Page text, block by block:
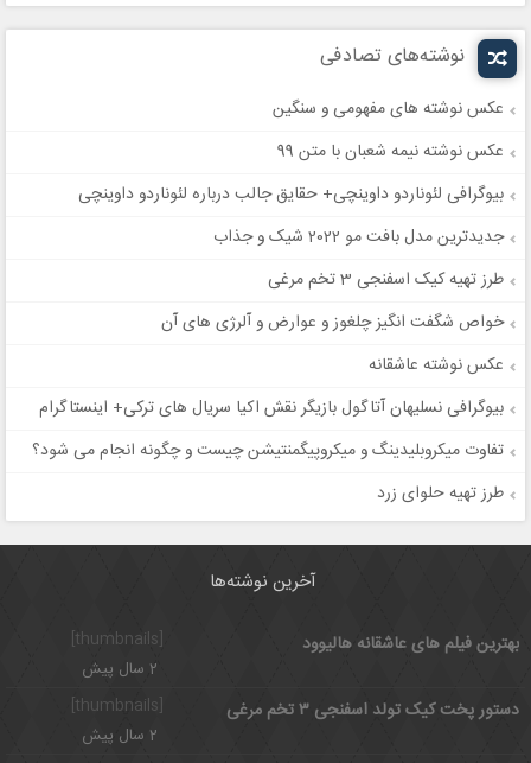
نوشته‌های تصادفی
عکس نوشته های مفهومی و سنگین
عکس نوشته نیمه شعبان با متن 99
بیوگرافی لئوناردو داوینچی+ حقایق جالب درباره لئوناردو داوینچی
جدیدترین مدل بافت مو 2022 شیک و جذاب
طرز تهیه کیک اسفنجی 3 تخم مرغی
خواص شگفت انگیز چلغوز و عوارض و آلرژی های آن
عکس نوشته عاشقانه
بیوگرافی نسلیهان آتاگول بازیگر نقش اکیا سریال های ترکی+ اینستاگرام
تفاوت میکروبلیدینگ و میکروپیگمنتیشن چیست و چگونه انجام می شود؟
طرز تهیه حلوای زرد
آخرین نوشته‌ها
بهترین فیلم های عاشقانه هالیوود
2 سال پیش
[thumbnails]
دستور پخت کیک تولد اسفنجی ۳ تخم مرغی
2 سال پیش